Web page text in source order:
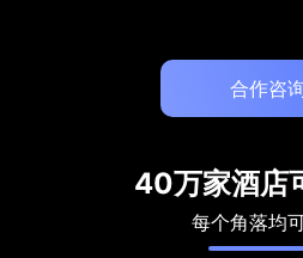
合作咨
40万家酒店
每个角落均